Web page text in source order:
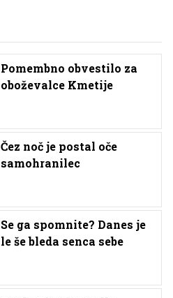
Pomembno obvestilo za
oboževalce Kmetije
Čez noč je postal oče
samohranilec
Se ga spomnite? Danes je
le še bleda senca sebe